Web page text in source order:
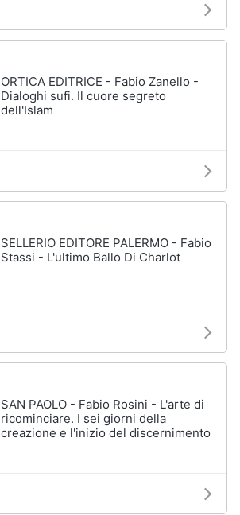
ORTICA EDITRICE - Fabio Zanello -
Dialoghi sufi. Il cuore segreto
dell'Islam
SELLERIO EDITORE PALERMO - Fabio
Stassi - L'ultimo Ballo Di Charlot
SAN PAOLO - Fabio Rosini - L'arte di
ricominciare. I sei giorni della
creazione e l'inizio del discernimento